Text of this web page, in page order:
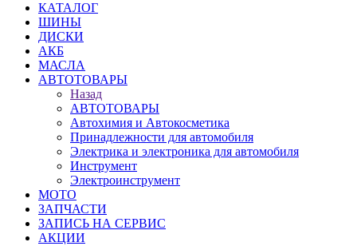
КАТАЛОГ
ШИНЫ
ДИСКИ
АКБ
МАСЛА
АВТОТОВАРЫ
Назад
АВТОТОВАРЫ
Автохимия и Автокосметика
Принадлежности для автомобиля
Электрика и электроника для автомобиля
Инструмент
Электроинструмент
МОТО
ЗАПЧАСТИ
ЗАПИСЬ НА СЕРВИС
АКЦИИ